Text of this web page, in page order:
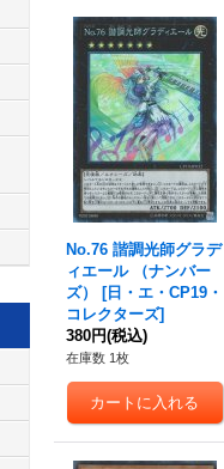
No.76 諧調光師グラデ
ィエール （ナンバー
ズ）
[日・エ・CP19・
コレクターズ]
380円(税込)
在庫数 1枚